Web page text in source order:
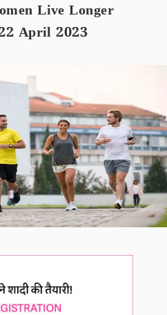
Live Longer
April 2023